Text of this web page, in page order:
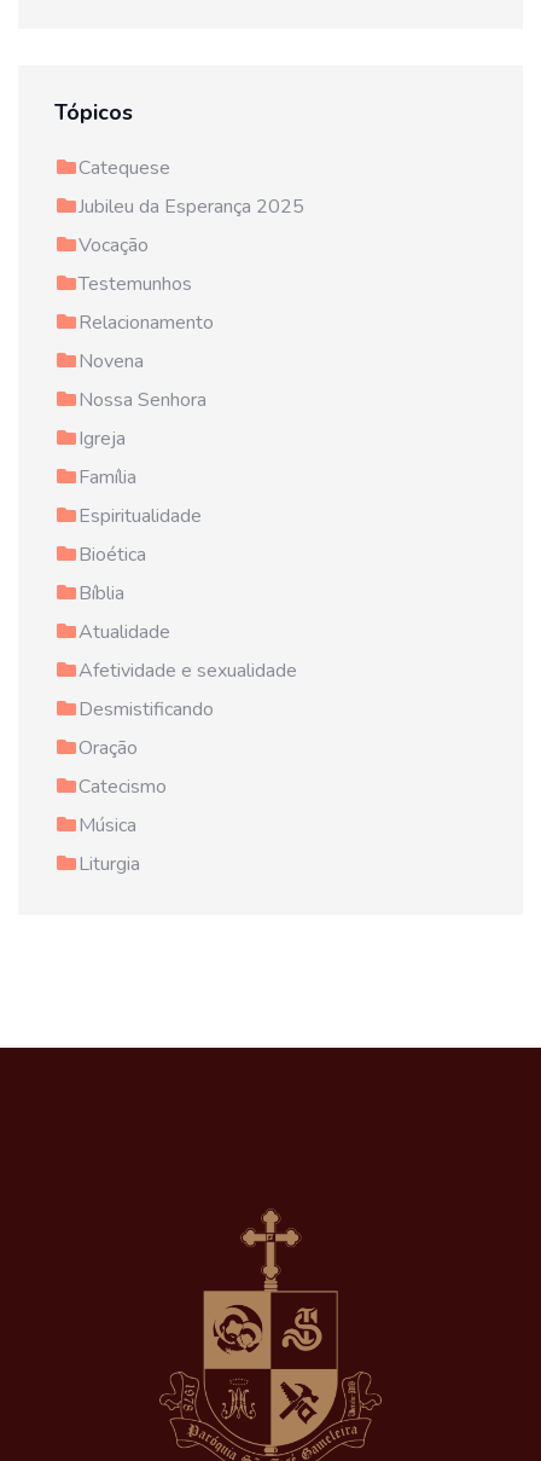
Tópicos
Catequese
Jubileu da Esperança 2025
Vocação
Testemunhos
Relacionamento
Novena
Nossa Senhora
Igreja
Família
Espiritualidade
Bioética
Bíblia
Atualidade
Afetividade e sexualidade
Desmistificando
Oração
Catecismo
Música
Liturgia